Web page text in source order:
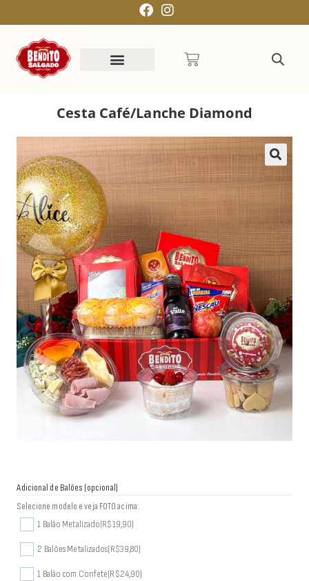
Cesta Café/Lanche Diamond
Adicional de Balões (opcional)
Selecione modelo e veja FOTO acima:
1 Balão Metalizado(R$19,90)
2 Balões Metalizados(R$39,80)
1 Balão com Confete(R$24,90)